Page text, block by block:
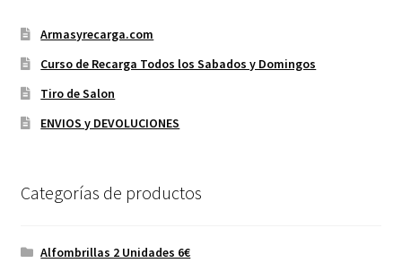
Armasyrecarga.com
Curso de Recarga Todos los Sabados y Domingos
Tiro de Salon
ENVIOS y DEVOLUCIONES
Categorías de productos
Alfombrillas 2 Unidades 6€